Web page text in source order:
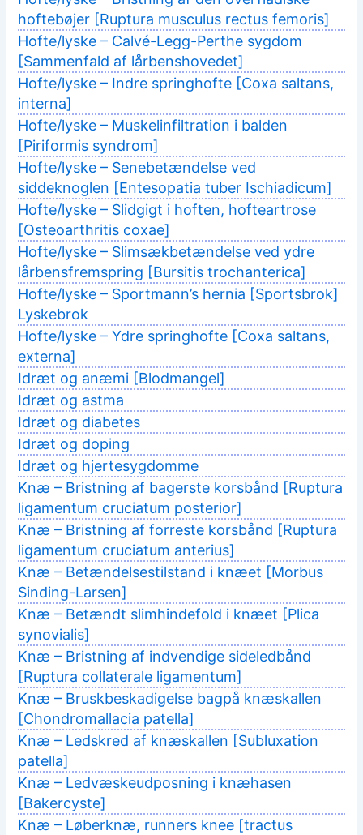
hoftebøjer [Ruptura musculus rectus femoris]
Hofte/lyske – Calvé-Legg-Perthe sygdom
[Sammenfald af lårbenshovedet]
Hofte/lyske – Indre springhofte [Coxa saltans,
interna]
Hofte/lyske – Muskelinfiltration i balden
[Piriformis syndrom]
Hofte/lyske – Senebetændelse ved
siddeknoglen [Entesopatia tuber Ischiadicum]
Hofte/lyske – Slidgigt i hoften, hofteartrose
[Osteoarthritis coxae]
Hofte/lyske – Slimsækbetændelse ved ydre
lårbensfremspring [Bursitis trochanterica]
Hofte/lyske – Sportmann’s hernia [Sportsbrok]
Lyskebrok
Hofte/lyske – Ydre springhofte [Coxa saltans,
externa]
Idræt og anæmi [Blodmangel]
Idræt og astma
Idræt og diabetes
Idræt og doping
Idræt og hjertesygdomme
Knæ – Bristning af bagerste korsbånd [Ruptura
ligamentum cruciatum posterior]
Knæ – Bristning af forreste korsbånd [Ruptura
ligamentum cruciatum anterius]
Knæ – Betændelsestilstand i knæet [Morbus
Sinding-Larsen]
Knæ – Betændt slimhindefold i knæet [Plica
synovialis]
Knæ – Bristning af indvendige sideledbånd
[Ruptura collaterale ligamentum]
Knæ – Bruskbeskadigelse bagpå knæskallen
[Chondromallacia patella]
Knæ – Ledskred af knæskallen [Subluxation
patella]
Knæ – Ledvæskeudposning i knæhasen
[Bakercyste]
Knæ – Løberknæ, runners knee [tractus